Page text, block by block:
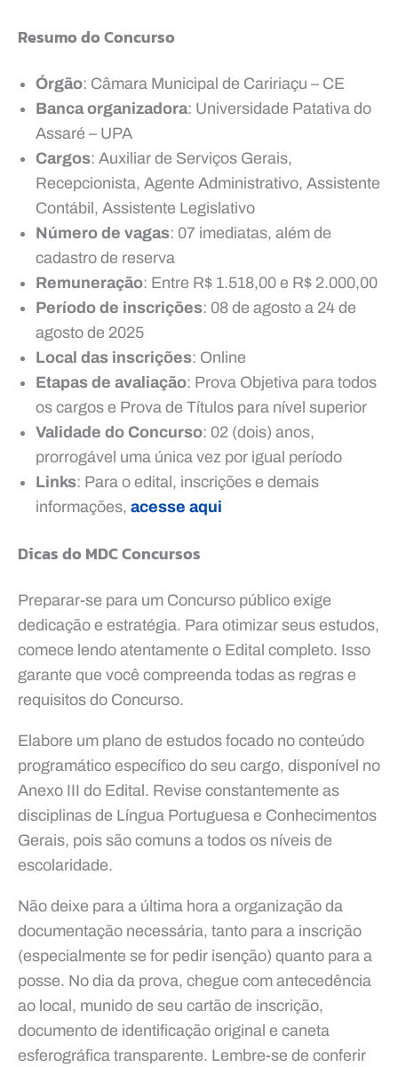
Resumo do Concurso
Órgão: Câmara Municipal de Caririaçu – CE
Banca organizadora: Universidade Patativa do
Assaré – UPA
Cargos: Auxiliar de Serviços Gerais,
Recepcionista, Agente Administrativo, Assistente
Contábil, Assistente Legislativo
Número de vagas: 07 imediatas, além de
cadastro de reserva
Remuneração: Entre R$ 1.518,00 e R$ 2.000,00
Período de inscrições: 08 de agosto a 24 de
agosto de 2025
Local das inscrições: Online
Etapas de avaliação: Prova Objetiva para todos
os cargos e Prova de Títulos para nível superior
Validade do Concurso: 02 (dois) anos,
prorrogável uma única vez por igual período
Links: Para o edital, inscrições e demais
informações, acesse aqui
Dicas do MDC Concursos
Preparar-se para um Concurso público exige
dedicação e estratégia. Para otimizar seus estudos,
comece lendo atentamente o Edital completo. Isso
garante que você compreenda todas as regras e
requisitos do Concurso.
Elabore um plano de estudos focado no conteúdo
programático específico do seu cargo, disponível no
Anexo III do Edital. Revise constantemente as
disciplinas de Língua Portuguesa e Conhecimentos
Gerais, pois são comuns a todos os níveis de
escolaridade.
Não deixe para a última hora a organização da
documentação necessária, tanto para a inscrição
(especialmente se for pedir isenção) quanto para a
posse. No dia da prova, chegue com antecedência
ao local, munido de seu cartão de inscrição,
documento de identificação original e caneta
esferográfica transparente. Lembre-se de conferir